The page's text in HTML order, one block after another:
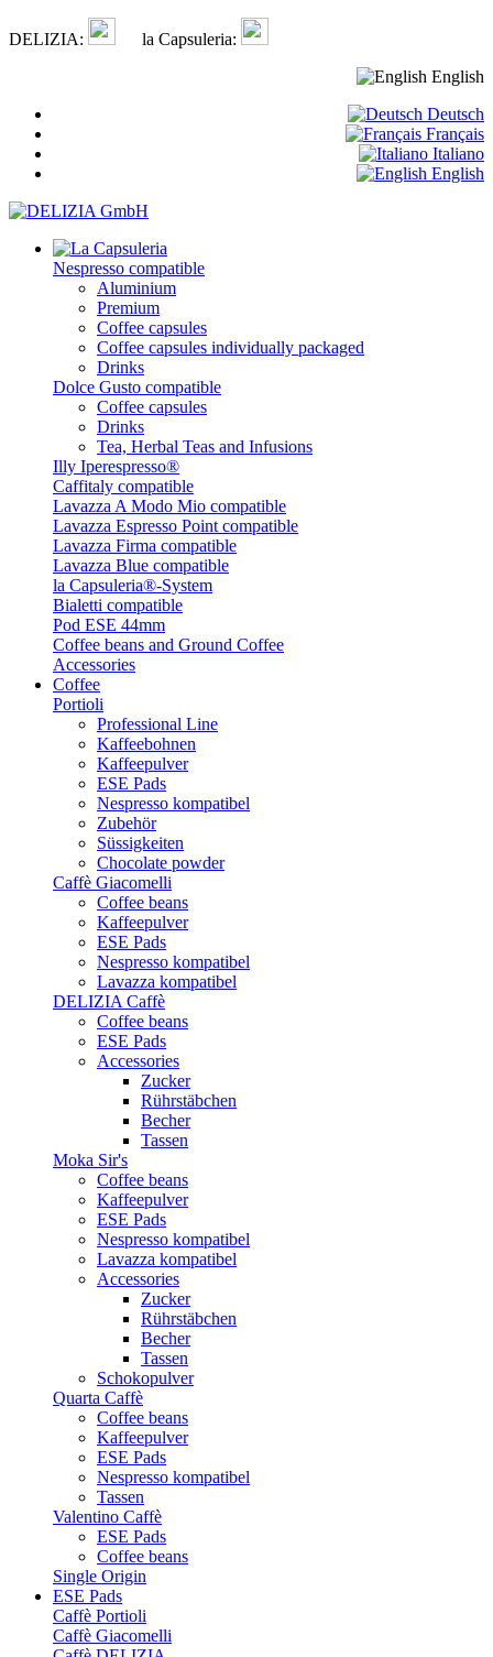
DELIZIA:
la Capsuleria:
English
Deutsch
Français
Italiano
English
Nespresso compatible
Aluminium
Premium
Coffee capsules
Coffee capsules individually packaged
Drinks
Dolce Gusto compatible
Coffee capsules
Drinks
Tea, Herbal Teas and Infusions
Illy Iperespresso®
Caffitaly compatible
Lavazza A Modo Mio compatible
Lavazza Espresso Point compatible
Lavazza Firma compatible
Lavazza Blue compatible
la Capsuleria®-System
Bialetti compatible
Pod ESE 44mm
Coffee beans and Ground Coffee
Accessories
Coffee
Portioli
Professional Line
Kaffeebohnen
Kaffeepulver
ESE Pads
Nespresso kompatibel
Zubehör
Süssigkeiten
Chocolate powder
Caffè Giacomelli
Coffee beans
Kaffeepulver
ESE Pads
Nespresso kompatibel
Lavazza kompatibel
DELIZIA Caffè
Coffee beans
ESE Pads
Accessories
Zucker
Rührstäbchen
Becher
Tassen
Moka Sir's
Coffee beans
Kaffeepulver
ESE Pads
Nespresso kompatibel
Lavazza kompatibel
Accessories
Zucker
Rührstäbchen
Becher
Tassen
Schokopulver
Quarta Caffè
Coffee beans
Kaffeepulver
ESE Pads
Nespresso kompatibel
Tassen
Valentino Caffè
ESE Pads
Coffee beans
Single Origin
ESE Pads
Caffè Portioli
Caffè Giacomelli